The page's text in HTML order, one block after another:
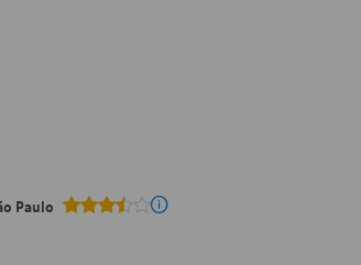
Paulo